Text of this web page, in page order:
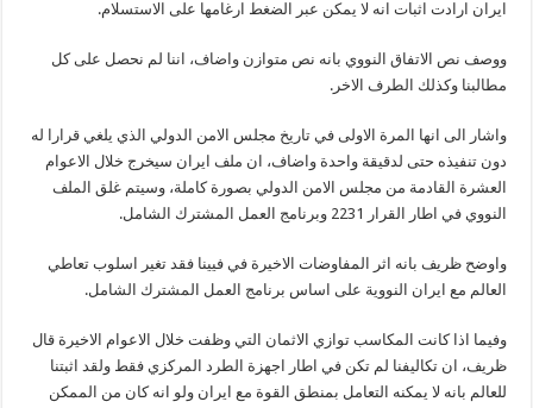
ايران ارادت اثبات انه لا يمكن عبر الضغط ارغامها على الاستسلام.
ووصف نص الاتفاق النووي بانه نص متوازن واضاف، اننا لم نحصل على كل
مطالبنا وكذلك الطرف الاخر.
واشار الى انها المرة الاولى في تاريخ مجلس الامن الدولي الذي يلغي قرارا له
دون تنفيذه حتى لدقيقة واحدة واضاف، ان ملف ايران سيخرج خلال الاعوام
العشرة القادمة من مجلس الامن الدولي بصورة كاملة، وسيتم غلق الملف
النووي في اطار القرار 2231 وبرنامج العمل المشترك الشامل.
واوضح ظريف بانه اثر المفاوضات الاخيرة في فيينا فقد تغير اسلوب تعاطي
العالم مع ايران النووية على اساس برنامج العمل المشترك الشامل.
وفيما اذا كانت المكاسب توازي الاثمان التي وظفت خلال الاعوام الاخيرة قال
ظريف، ان تكاليفنا لم تكن في اطار اجهزة الطرد المركزي فقط ولقد اثبتنا
للعالم بانه لا يمكنه التعامل بمنطق القوة مع ايران ولو انه كان من الممكن